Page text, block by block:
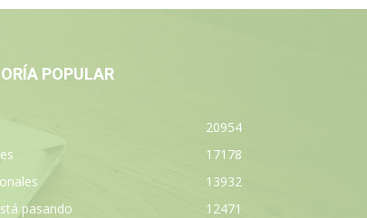
POPULAR
20954
17178
13932
pasando
12471